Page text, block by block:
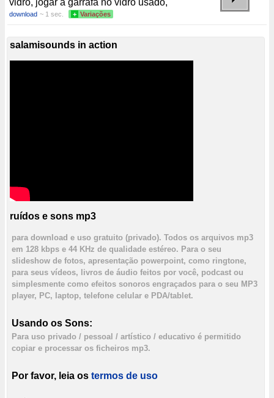
vidro, jogar a garrafa no vidro usado,
download ~ 1 sec. + Variações
salamisounds in action
ruídos e sons mp3
para download e uso gratuito (privado). Todos os arquivos mp3
em 128 kbps e 44 KHz de qualidade estéreo. Para o seu
slideshow de fotos, apresentação powerpoint, como ringtone,
para seus vídeos, livros de áudio feitos por você, podcast ou
simplesmente como efeitos sonoros engraçados para o seu MP3
player, PC, laptop, telefone celular e PDA/tablet.
Usando os Sons:
Para uso privado / pessoal / artístico / educativo é permitido
copiar e processar os ficheiros mp3.
Por favor, leia os termos de uso